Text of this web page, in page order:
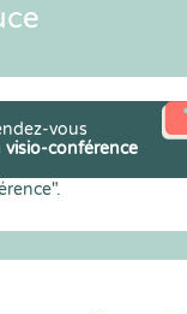
vous
visio-conférence